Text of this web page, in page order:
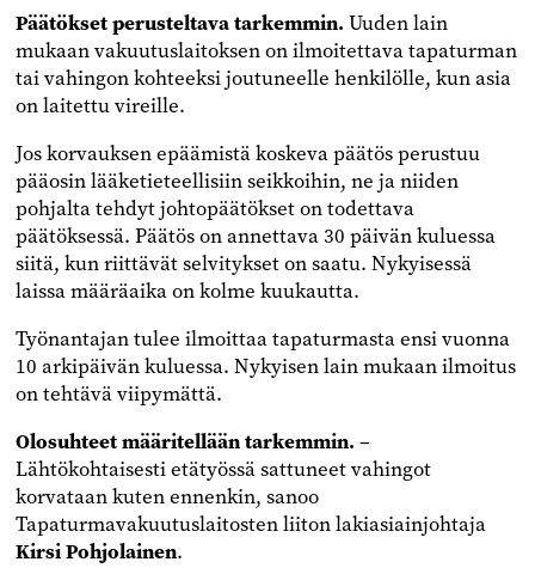
Päätökset perusteltava tarkemmin. Uuden lain
mukaan vakuutuslaitoksen on ilmoitettava tapaturman
tai vahingon kohteeksi joutuneelle henkilölle, kun asia
on laitettu vireille.
Jos korvauksen epäämistä koskeva päätös perustuu
pääosin lääketieteellisiin seikkoihin, ne ja niiden
pohjalta tehdyt johtopäätökset on todettava
päätöksessä. Päätös on annettava 30 päivän kuluessa
siitä, kun riittävät selvitykset on saatu. Nykyisessä
laissa määräaika on kolme kuukautta.
Työnantajan tulee ilmoittaa tapaturmasta ensi vuonna
10 arkipäivän kuluessa. Nykyisen lain mukaan ilmoitus
on tehtävä viipymättä.
Olosuhteet määritellään tarkemmin. –
Lähtökohtaisesti etätyössä sattuneet vahingot
korvataan kuten ennenkin, sanoo
Tapaturmavakuutuslaitosten liiton lakiasiainjohtaja
Kirsi Pohjolainen.